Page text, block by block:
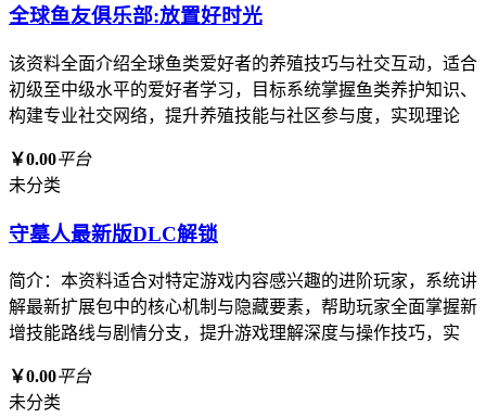
全球鱼友俱乐部:放置好时光
该资料全面介绍全球鱼类爱好者的养殖技巧与社交互动，适合
初级至中级水平的爱好者学习，目标系统掌握鱼类养护知识、
构建专业社交网络，提升养殖技能与社区参与度，实现理论
￥0.00平台
未分类
守墓人最新版DLC解锁
简介：本资料适合对特定游戏内容感兴趣的进阶玩家，系统讲
解最新扩展包中的核心机制与隐藏要素，帮助玩家全面掌握新
增技能路线与剧情分支，提升游戏理解深度与操作技巧，实
￥0.00平台
未分类